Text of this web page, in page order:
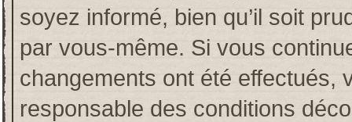
soyez informé, bien qu’il soit
par vous-même. Si vous
changements ont été effectués,
responsable des conditions